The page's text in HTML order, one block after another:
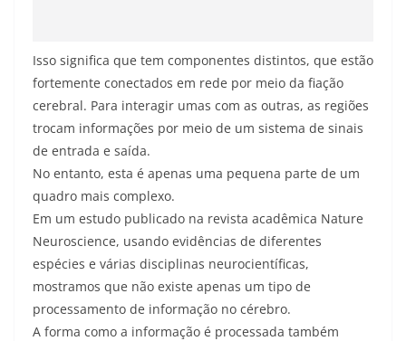
Isso significa que tem componentes distintos, que estão
fortemente conectados em rede por meio da fiação
cerebral. Para interagir umas com as outras, as regiões
trocam informações por meio de um sistema de sinais
de entrada e saída.
No entanto, esta é apenas uma pequena parte de um
quadro mais complexo.
Em um estudo publicado na revista acadêmica Nature
Neuroscience, usando evidências de diferentes
espécies e várias disciplinas neurocientíficas,
mostramos que não existe apenas um tipo de
processamento de informação no cérebro.
A forma como a informação é processada também